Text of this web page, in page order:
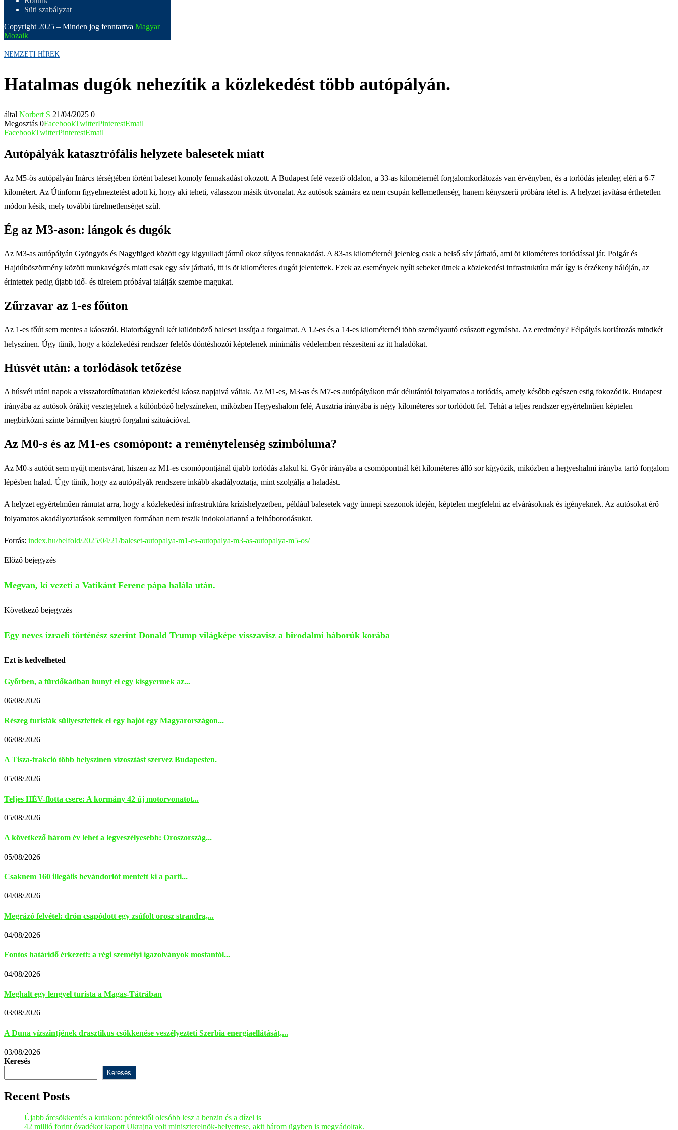
Süti szabályzat
Copyright 2025 – Minden jog fenntartva Magyar
Mozaik
NEMZETI HÍREK
Hatalmas dugók nehezítik a közlekedést több autópályán.
által Norbert S 21/04/2025 0
Megosztás 0FacebookTwitterPinterestEmail
FacebookTwitterPinterestEmail
Autópályák katasztrófális helyzete balesetek miatt
Az M5-ös autópályán Inárcs térségében történt baleset komoly fennakadást okozott. A Budapest felé vezető oldalon, a 33-as kilométernél forgalomkorlátozás van érvényben, és a torlódás jelenleg eléri a 6-7
kilométert. Az Útinform figyelmeztetést adott ki, hogy aki teheti, válasszon másik útvonalat. Az autósok számára ez nem csupán kellemetlenség, hanem kényszerű próbára tétel is. A helyzet javítása érthetetlen
módon késik, mely további türelmetlenséget szül.
Ég az M3-ason: lángok és dugók
Az M3-as autópályán Gyöngyös és Nagyfüged között egy kigyulladt jármű okoz súlyos fennakadást. A 83-as kilométernél jelenleg csak a belső sáv járható, ami öt kilométeres torlódással jár. Polgár és
Hajdúböszörmény között munkavégzés miatt csak egy sáv járható, itt is öt kilométeres dugót jelentettek. Ezek az események nyílt sebeket ütnek a közlekedési infrastruktúra már így is érzékeny hálóján, az
érintettek pedig újabb idő- és türelem próbával találják szembe magukat.
Zűrzavar az 1-es főúton
Az 1-es főút sem mentes a káosztól. Biatorbágynál két különböző baleset lassítja a forgalmat. A 12-es és a 14-es kilométernél több személyautó csúszott egymásba. Az eredmény? Félpályás korlátozás mindkét
helyszínen. Úgy tűnik, hogy a közlekedési rendszer felelős döntéshozói képtelenek minimális védelemben részesíteni az itt haladókat.
Húsvét után: a torlódások tetőzése
A húsvét utáni napok a visszafordíthatatlan közlekedési káosz napjaivá váltak. Az M1-es, M3-as és M7-es autópályákon már délutántól folyamatos a torlódás, amely később egészen estig fokozódik. Budapest
irányába az autósok órákig vesztegelnek a különböző helyszíneken, miközben Hegyeshalom felé, Ausztria irányába is négy kilométeres sor torlódott fel. Tehát a teljes rendszer egyértelműen képtelen
megbirkózni szinte bármilyen kiugró forgalmi szituációval.
Az M0-s és az M1-es csomópont: a reménytelenség szimbóluma?
Az M0-s autóút sem nyújt mentsvárat, hiszen az M1-es csomópontjánál újabb torlódás alakul ki. Győr irányába a csomópontnál két kilométeres álló sor kígyózik, miközben a hegyeshalmi irányba tartó forgalom
lépésben halad. Úgy tűnik, hogy az autópályák rendszere inkább akadályoztatja, mint szolgálja a haladást.
A helyzet egyértelműen rámutat arra, hogy a közlekedési infrastruktúra krízishelyzetben, például balesetek vagy ünnepi szezonok idején, képtelen megfelelni az elvárásoknak és igényeknek. Az autósokat érő
folyamatos akadályoztatások semmilyen formában nem teszik indokolatlanná a felháborodásukat.
Forrás: index.hu/belfold/2025/04/21/baleset-autopalya-m1-es-autopalya-m3-as-autopalya-m5-os/
Előző bejegyzés
Megvan, ki vezeti a Vatikánt Ferenc pápa halála után.
Következő bejegyzés
Egy neves izraeli történész szerint Donald Trump világképe visszavisz a birodalmi háborúk korába
Ezt is kedvelheted
Győrben, a fürdőkádban hunyt el egy kisgyermek az...
06/08/2026
Részeg turisták süllyesztettek el egy hajót egy Magyarországon...
06/08/2026
A Tisza-frakció több helyszínen vízosztást szervez Budapesten.
05/08/2026
Teljes HÉV-flotta csere: A kormány 42 új motorvonatot...
05/08/2026
A következő három év lehet a legveszélyesebb: Oroszország...
05/08/2026
Csaknem 160 illegális bevándorlót mentett ki a parti...
04/08/2026
Megrázó felvétel: drón csapódott egy zsúfolt orosz strandra,...
04/08/2026
Fontos határidő érkezett: a régi személyi igazolványok mostantól...
04/08/2026
Meghalt egy lengyel turista a Magas-Tátrában
03/08/2026
A Duna vízszintjének drasztikus csökkenése veszélyezteti Szerbia energiaellátását,...
03/08/2026
Keresés
Keresés
Recent Posts
Újabb árcsökkentés a kutakon: péntektől olcsóbb lesz a benzin és a dízel is
42 millió forint óvadékot kapott Ukrajna volt miniszterelnök-helyettese, akit három ügyben is megvádoltak.